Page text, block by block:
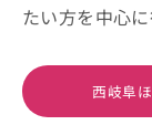
たい方を中心に
西岐阜